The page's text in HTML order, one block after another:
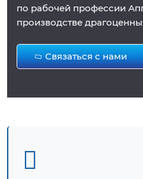
по рабочей профессии
производстве
Связаться с нами